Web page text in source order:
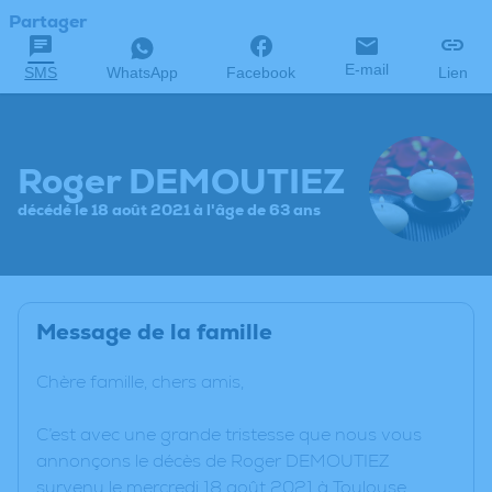
Partager
SMS WhatsApp Facebook E-mail Lien
Roger DEMOUTIEZ
décédé le 18 août 2021 à l'âge de 63 ans
Message de la famille
Chère famille, chers amis,
C’est avec une grande tristesse que nous vous
annonçons le décès de Roger DEMOUTIEZ